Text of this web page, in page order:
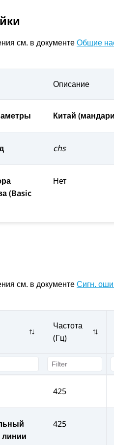
см. в документеОбщие
Описание
Китай
chs
(Basic
Нет
см. в документеСигн.
Частота
(Гц)
425
линии
425